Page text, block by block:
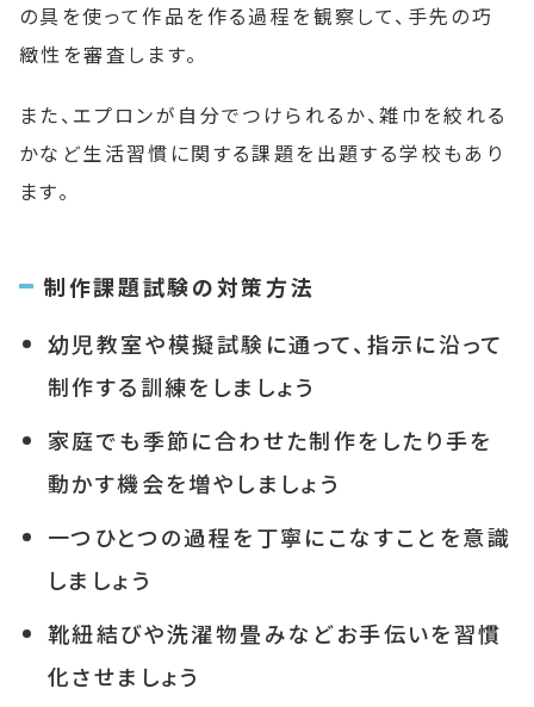
の具を使って作品を作る過程を観察して、手先の巧
緻性を審査します。
また、エプロンが自分でつけられるか、雑巾を絞れる
かなど生活習慣に関する課題を出題する学校もあり
ます。
制作課題試験の対策方法
幼児教室や模擬試験に通って、指示に沿って
制作する訓練をしましょう
家庭でも季節に合わせた制作をしたり手を
動かす機会を増やしましょう
一つひとつの過程を丁寧にこなすことを意識
しましょう
靴紐結びや洗濯物畳みなどお手伝いを習慣
化させましょう